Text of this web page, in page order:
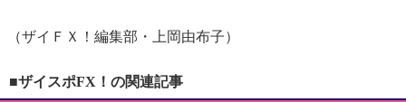
（ザイＦＸ！編集部・上岡由布子）
■ザイスポFX！の関連記事